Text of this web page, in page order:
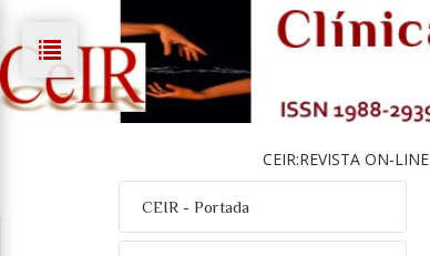
CEIR:REVISTA ON-LINE
CEIR - Portada